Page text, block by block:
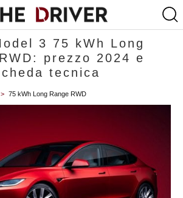
3 75 kWh Long
prezzo 2024 e
tecnica
> 75 kWh Long Range RWD